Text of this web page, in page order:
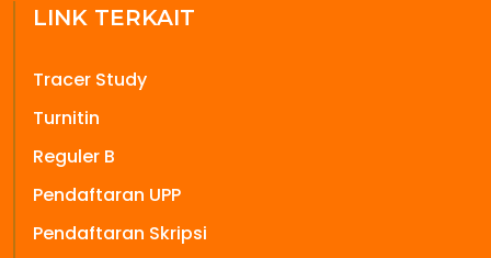
LINK TERKAIT
Tracer Study
Turnitin
Reguler B
Pendaftaran UPP
Pendaftaran Skripsi